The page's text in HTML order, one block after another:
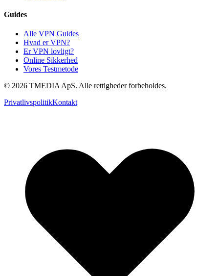
Guides
Alle VPN Guides
Hvad er VPN?
Er VPN lovligt?
Online Sikkerhed
Vores Testmetode
© 2026 TMEDIA ApS. Alle rettigheder forbeholdes.
PrivatlivspolitikKontakt